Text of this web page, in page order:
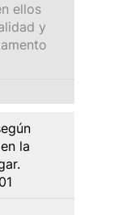
ellos
y
la